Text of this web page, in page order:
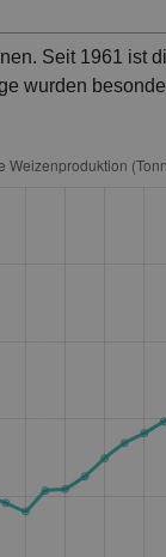
Seit 1961 ist
wurden